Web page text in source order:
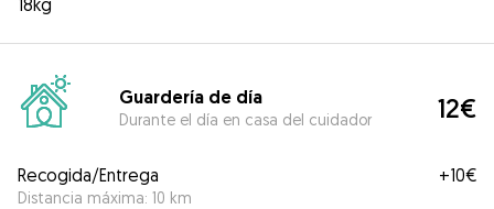
18kg
Guardería de día
Durante el día en casa del cuidador 12€
Recogida/Entrega
Distancia máxima: 10 km
+10€